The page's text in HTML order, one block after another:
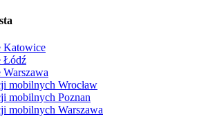
Katowice
Łódź
mobilnych Wrocław
mobilnych Poznan
mobilnych Warszawa